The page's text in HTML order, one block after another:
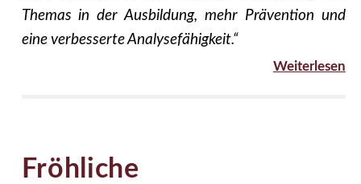
Themas in der Ausbildung, mehr Prävention und
eine verbesserte Analysefähigkeit.“
Weiterlesen
Fröhliche